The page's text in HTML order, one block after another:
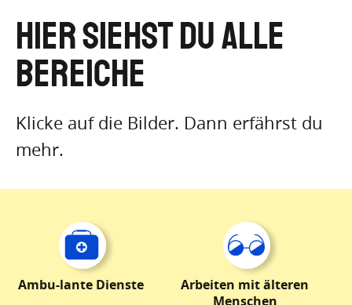
Hier siehst du alle
Bereiche
Klicke auf die Bilder. Dann erfährst du
mehr.
Ambu-lante Dienste
Arbeiten mit älteren
Menschen